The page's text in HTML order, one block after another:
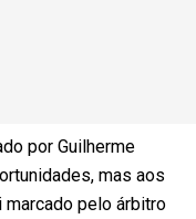
por Guilherme
mas aos
pelo árbitro